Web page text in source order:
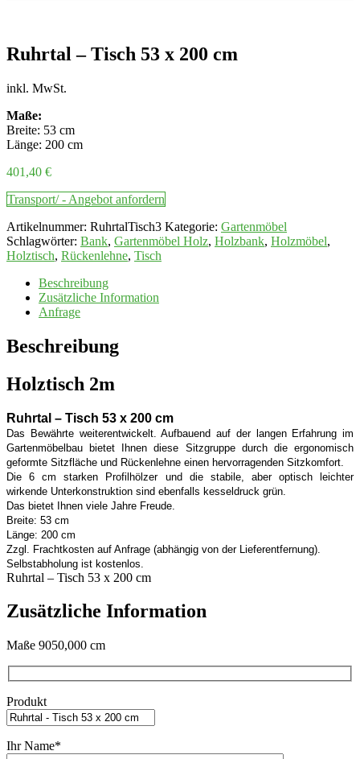
Ruhrtal – Tisch 53 x 200 cm
inkl. MwSt.
Maße:
Breite: 53 cm
Länge: 200 cm
401,40 €
Transport/ - Angebot anfordern
Artikelnummer: RuhrtalTisch3 Kategorie: Gartenmöbel
Schlagwörter: Bank, Gartenmöbel Holz, Holzbank, Holzmöbel,
Holztisch, Rückenlehne, Tisch
Beschreibung
Zusätzliche Information
Anfrage
Beschreibung
Holztisch 2m
Ruhrtal – Tisch 53 x 200 cm
Das Bewährte weiterentwickelt. Aufbauend auf der langen Erfahrung im
Gartenmöbelbau bietet Ihnen diese Sitzgruppe durch die ergonomisch
geformte Sitzfläche und Rückenlehne einen hervorragenden Sitzkomfort.
Die 6 cm starken Profilhölzer und die stabile, aber optisch leichter
wirkende Unterkonstruktion sind ebenfalls kesseldruck grün.
Das bietet Ihnen viele Jahre Freude.
Breite: 53 cm
Länge: 200 cm
Zzgl. Frachtkosten auf Anfrage (abhängig von der Lieferentfernung).
Selbstabholung ist kostenlos.
Ruhrtal – Tisch 53 x 200 cm
Zusätzliche Information
Maße 9050,000 cm
Produkt
Ihr Name*